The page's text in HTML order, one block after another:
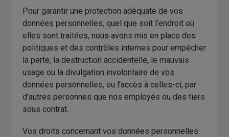
Pour garantir une protection adéquate de vos
données personnelles, quel que soit l’endroit où
elles sont traitées, nous avons mis en place des
politiques et des contrôles internes pour empêcher
la perte, la destruction accidentelle, le mauvais
usage ou la divulgation involontaire de vos
données personnelles, ou l’accès à celles-ci, par
d’autres personnes que nos employés ou des tiers
sous contrat.
Vos droits concernant vos données personnelles